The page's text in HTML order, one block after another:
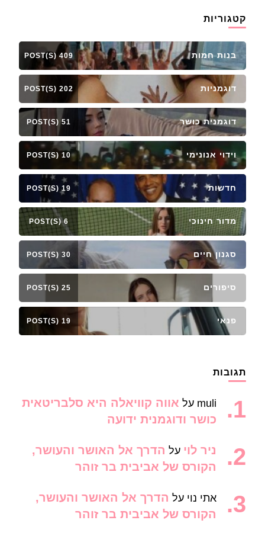
קטגוריות
בנות חמות 409 POST(S)
דוגמניות 202 POST(S)
דוגמנית כושר 51 POST(S)
וידוי אנונימי 10 POST(S)
חדשות 19 POST(S)
מדור חינוכי 6 POST(S)
סגנון חיים 30 POST(S)
סיפורים 25 POST(S)
פנאי 19 POST(S)
תגובות
muli על אווה קוויאלה היא סלבריטאית
כושר ודוגמנית ידועה
ניר לוי על הדרך אל האושר והעושר,
הקורס של אביבית בר זוהר
אתי נוי על הדרך אל האושר והעושר,
הקורס של אביבית בר זוהר